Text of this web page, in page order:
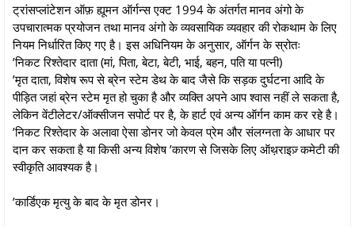
ट्रांसप्लांटेशन ऑफ़ ह्यूमन ऑर्गन्स एक्ट 1994 के अंतर्गत मानव अंगो के
उपचारात्मक प्रयोजन तथा मानव अंगो के व्यवसायिक व्यवहार की रोकथाम के लिए
नियम निर्धारित किए गए है। इस अधिनियम के अनुसार, ऑर्गन के स्रोतः
’निकट रिश्तेदार दाता (मां, पिता, बेटा, बेटी, भाई, बहन, पति या पत्नी)
’मृत दाता, विशेष रूप से ब्रेन स्टेम डेथ के बाद जैसे कि सड़क दुर्घटना आदि के
पीड़ित जहां ब्रेन स्टेम मृत हो चुका है और व्यक्ति अपने आप श्वास नहीं ले सकता है,
लेकिन वेंटीलेटर/ऑक्सीजन सपोर्ट पर है, के हार्ट एवं अन्य ऑर्गन काम कर रहे है।
’निकट रिश्तेदार के अलावा ऐसा डोनर जो केवल प्रेम और संलग्नता के आधार पर
दान कर सकता है या किसी अन्य विशेष ’कारण से जिसके लिए ऑथ़राइज़्‌ कमेटी की
स्वीकृति आवश्यक है।
’कार्डिएक मृत्यु के बाद के मृत डोनर।